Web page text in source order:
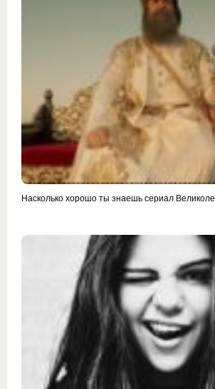
Насколько хорошо ты знаешь сериал